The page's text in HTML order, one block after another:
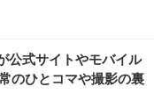
公式サイトやモバイル
のひとコマや撮影の裏